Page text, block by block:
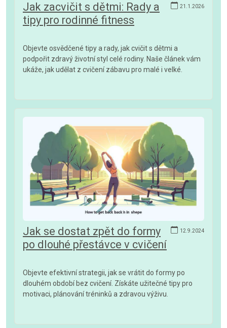
21.1.2026
Jak zacvičit s dětmi: Rady a
tipy pro rodinné fitness
Objevte osvědčené tipy a rady, jak cvičit s dětmi a
podpořit zdravý životní styl celé rodiny. Naše článek vám
ukáže, jak udělat z cvičení zábavu pro malé i velké.
12.9.2024
Jak se dostat zpět do formy
po dlouhé přestávce v cvičení
Objevte efektivní strategii, jak se vrátit do formy po
dlouhém období bez cvičení. Získáte užitečné tipy pro
motivaci, plánování tréninků a zdravou výživu.